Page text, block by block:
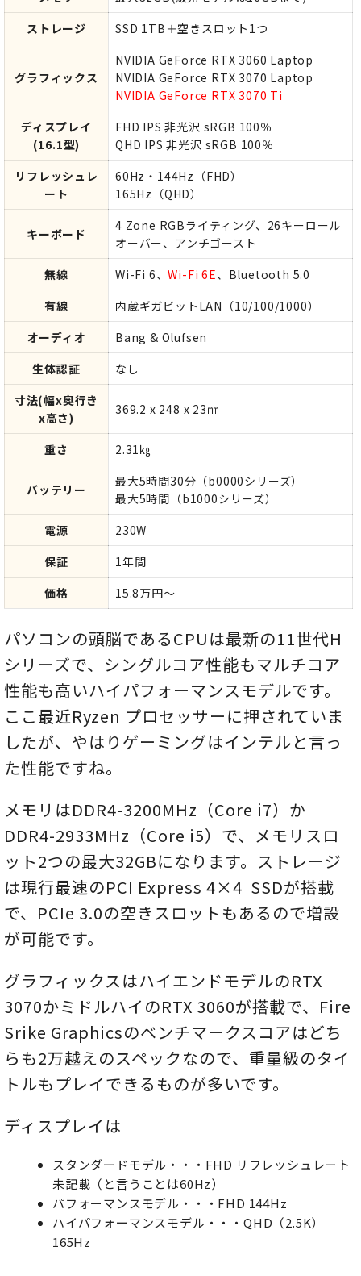
ストレージ
SSD 1TB＋空きスロット1つ
グラフィックス
NVIDIA GeForce RTX 3060 Laptop
NVIDIA GeForce RTX 3070 Laptop
NVIDIA GeForce RTX 3070 Ti
ディスプレイ
(16.1型)
FHD IPS 非光沢 sRGB 100％
QHD IPS 非光沢 sRGB 100％
リフレッシュレ
ート
60Hz・144Hz（FHD）
165Hz（QHD）
キーボード
4 Zone RGBライティング、26キーロール
オーバー、アンチゴースト
無線
Wi-Fi 6、Wi-Fi 6E、Bluetooth 5.0
有線
内蔵ギガビットLAN（10/100/1000）
オーディオ
Bang & Olufsen
生体認証
なし
寸法(幅x奥行き
x高さ)
369.2 x 248 x 23㎜
重さ 2.31㎏
バッテリー
最大5時間30分（b0000シリーズ）
最大5時間（b1000シリーズ）
電源
230W
保証
1年間
価格
15.8万円～
パソコンの頭脳であるCPUは最新の11世代H
シリーズで、シングルコア性能もマルチコア
性能も高いハイパフォーマンスモデルです。
ここ最近Ryzen プロセッサーに押されていま
したが、やはりゲーミングはインテルと言っ
た性能ですね。
メモリはDDR4-3200MHz（Core i7）か
DDR4-2933MHz（Core i5）で、メモリスロ
ット2つの最大32GBになります。ストレージ
は現行最速のPCI Express 4×4 SSDが搭載
で、PCIe 3.0の空きスロットもあるので増設
が可能です。
グラフィックスはハイエンドモデルのRTX
3070かミドルハイのRTX 3060が搭載で、Fire
Srike Graphicsのベンチマークスコアはどち
らも2万越えのスペックなので、重量級のタイ
トルもプレイできるものが多いです。
ディスプレイは
スタンダードモデル・・・FHD リフレッシュレート
未記載（と言うことは60Hz）
パフォーマンスモデル・・・FHD 144Hz
ハイパフォーマンスモデル・・・QHD（2.5K）
165Hz